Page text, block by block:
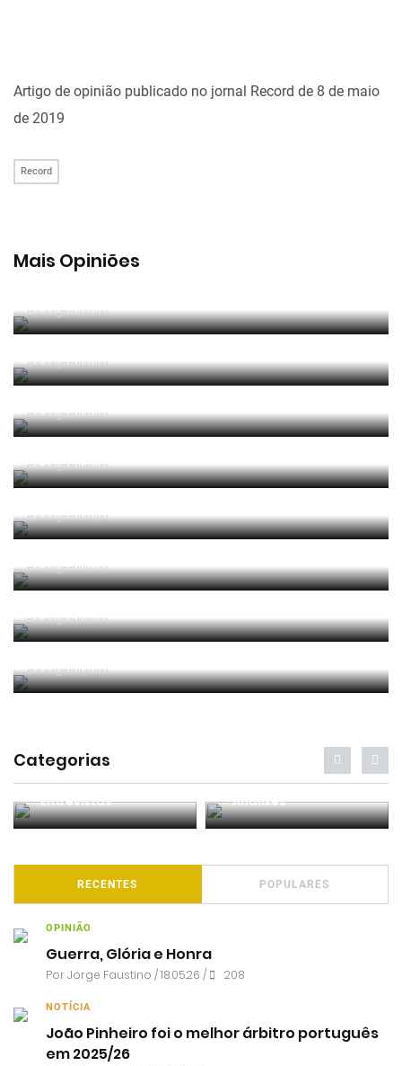
Artigo de opinião publicado no jornal Record de 8 de maio
de 2019
Record
Mais Opiniões
PorJorge Faustino
PorJorge Faustino
PorJorge Faustino
PorJorge Faustino
PorJorge Faustino
PorJorge Faustino
PorJorge Faustino
PorJorge Faustino
Categorias
Entrevistas Análises
RECENTES POPULARES
OPINIÃO
Guerra, Glória e Honra
PorJorge Faustino / 18.05.26 / 208
NOTÍCIA
João Pinheiro foi o melhor árbitro português
em 2025/26